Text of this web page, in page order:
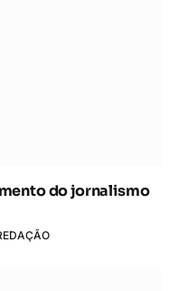
do jornalismo